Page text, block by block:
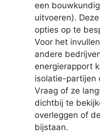
een
uitvoeren).
opties op te
Voor het
andere
energierapport
isolatie-partijen
Vraag of ze
dichtbij te
overleggen of
bijstaan.